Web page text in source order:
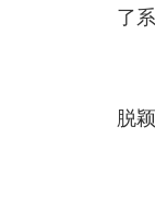
了
脱